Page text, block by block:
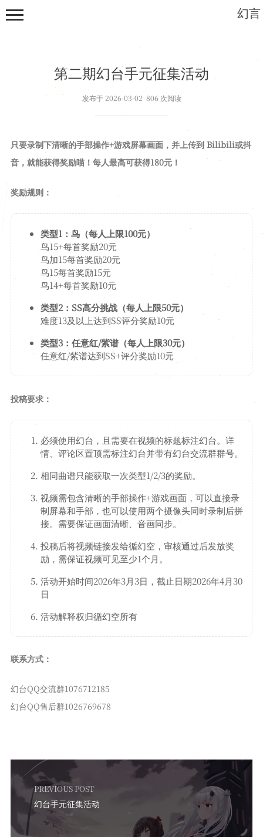
第二期幻台手元征集活动
发布于 2026-03-02 806 次阅读
只要录制下清晰的手部操作+游戏屏幕画面，并上传到 Bilibili或抖
音，就能获得奖励喵！每人最高可获得180元！
奖励规则：
类型1：鸟（每人上限100元）
鸟15+每首奖励20元
鸟加15每首奖励20元
鸟15每首奖励15元
鸟14+每首奖励10元
类型2：SS高分挑战（每人上限50元）
难度13及以上达到SS评分奖励10元
类型3：任意红/紫谱（每人上限30元）
任意红/紫谱达到SS+评分奖励10元
投稿要求：
必须使用幻台，且需要在视频的标题标注幻台。详
情、评论区置顶需标注幻台并带有幻台交流群群号。
相同曲谱只能获取一次类型1/2/3的奖励。
视频需包含清晰的手部操作+游戏画面，可以直接录
制屏幕和手部，也可以使用两个摄像头同时录制后拼
接。需要保证画面清晰、音画同步。
投稿后将视频链接发给循幻空，审核通过后发放奖
励，需保证视频可见至少1个月。
活动开始时间2026年3月3日，截止日期2026年4月30
日
活动解释权归循幻空所有
联系方式：
幻台QQ交流群1076712185
幻台QQ售后群1026769678
PREVIOUS POST
幻台手元征集活动
幻言
深度学习
开发板
绘画
GAMES
词汇表
日志
工具
Time
2048
Argon站